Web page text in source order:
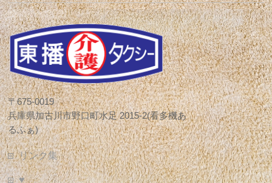
〒675-0019
兵庫県加古川市野口町水足 2015-2(看多機あ
るふぁ)
リンク集
♥